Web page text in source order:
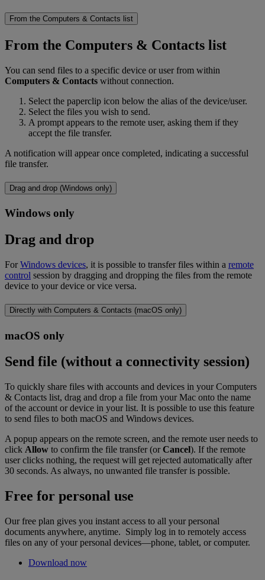
From the Computers & Contacts list
From the Computers & Contacts list
You can send files to a specific device or user from within
Computers & Contacts without connection.
Select the paperclip icon below the alias of the device/user.
Select the files you wish to send.
A prompt appears to the remote user, asking them if they
accept the file transfer.
A notification will appear once completed, indicating a successful
file transfer.
Drag and drop (Windows only)
Windows only
Drag and drop
ForWindows devices, it is possible to transfer files within a remote
control session by dragging and dropping the files from the remote
device to your device or vice versa.
Directly with Computers & Contacts (macOS only)
macOS only
Send file (without a connectivity session)
To quickly share files with accounts and devices in your Computers
& Contacts list, drag and drop a file from your Mac onto the name
of the account or device in your list. It is possible to use this feature
to send files to both macOS and Windows devices.
A popup appears on the remote screen, and the remote user needs to
click Allow to confirm the file transfer (orCancel). If the remote
user clicks nothing, the request will get rejected automatically after
30 seconds. As always, no unwanted file transfer is possible.
Free for personal use
Our free plan gives you instant access to all your personal
documents anywhere, anytime. Simply log in to remotely access
files on any of your personal devices—phone, tablet, or computer.
Download now